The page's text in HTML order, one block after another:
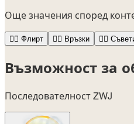
Още значения според
😶‍🌫️ Флирт 😶‍🌫️ Връзки 😶‍🌫️
Възможност за
Последователност ZWJ